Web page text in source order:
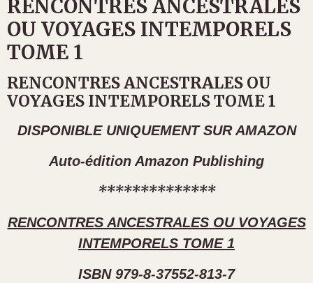
RENCONTRES ANCESTRALES
OU VOYAGES INTEMPORELS
TOME 1
RENCONTRES ANCESTRALES OU
VOYAGES INTEMPORELS TOME 1
DISPONIBLE UNIQUEMENT SUR AMAZON
Auto-édition Amazon Publishing
**************
RENCONTRES ANCESTRALES OU VOYAGES
INTEMPORELS TOME 1
ISBN 979-8-37552-813-7